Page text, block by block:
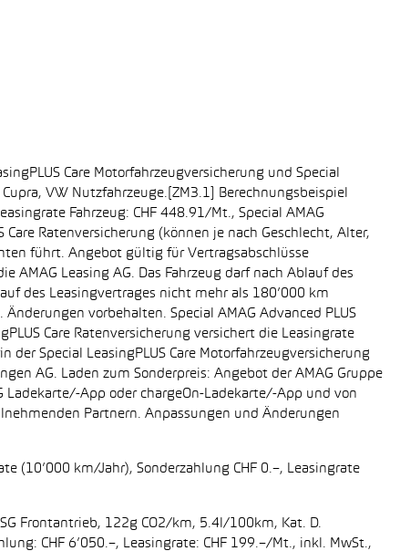
Care Motorfahrzeugversicherung und Special
VW Nutzfahrzeuge.[ZM3.1] Berechnungsbeispiel
Fahrzeug: CHF 448.91/Mt., Special AMAG
Care Ratenversicherung (können je nach Geschlecht, Alter,
führt. Angebot gültig für Vertragsabschlüsse
Leasing AG. Das Fahrzeug darf nach Ablauf des
des Leasingvertrages nicht mehr als 180’000 km
vorbehalten. Special AMAG Advanced PLUS
Care Ratenversicherung versichert die Leasingrate
Special LeasingPLUS Care Motorfahrzeugversicherung
AG. Laden zum Sonderpreis: Angebot der AMAG Gruppe
App oder chargeOn-Ladekarte/-App und von
Partnern. Anpassungen und Änderungen
(10’000 km/Jahr), Sonderzahlung CHF 0.–, Leasingrate
Frontantrieb, 122g CO2/km, 5.4l/100km, Kat. D.
CHF 6’050.–, Leasingrate: CHF 199.–/Mt., inkl. MwSt.,